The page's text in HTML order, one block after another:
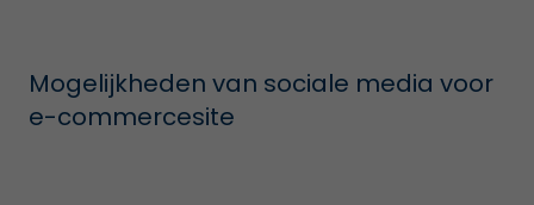
Mogelijkheden van sociale media voor
e-commercesite